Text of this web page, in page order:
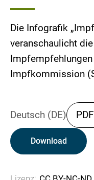
Die Infografik
veranschaulicht
Impfkommission
Deutsch (DE) PDF
Download